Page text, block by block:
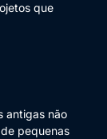
que
antigas não
pequenas